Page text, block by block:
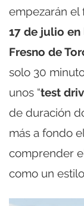
empezarán el
17 de julio en
Fresno de
solo 30
unos “test
de duración
más a fondo
comprender
como un